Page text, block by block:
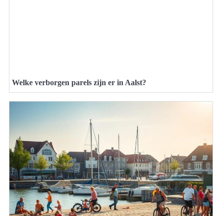
Welke verborgen parels zijn er in Aalst?